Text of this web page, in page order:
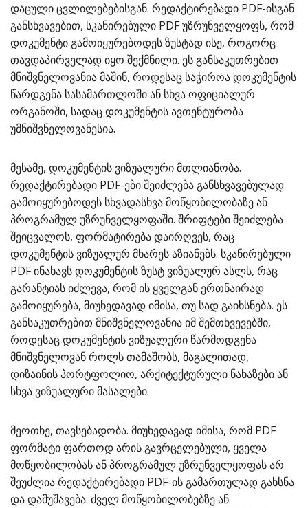
დაცული ცვლილებებისგან. რედაქტირებადი PDF-ისგან
განსხვავებით, სკანირებული PDF უზრუნველყოფს, რომ
დოკუმენტი გამოიყურებოდეს ზუსტად ისე, როგორც
თავდაპირველად იყო შექმნილი. ეს განსაკუთრებით
მნიშვნელოვანია მაშინ, როდესაც საჭიროა დოკუმენტის
წარდგენა სასამართლოში ან სხვა ოფიციალურ
ორგანოში, სადაც დოკუმენტის ავთენტურობა
უმნიშვნელოვანესია.
მესამე, დოკუმენტის ვიზუალური მთლიანობა.
რედაქტირებადი PDF-ები შეიძლება განსხვავებულად
გამოიყურებოდეს სხვადასხვა მოწყობილობაზე ან
პროგრამულ უზრუნველყოფაში. შრიფტები შეიძლება
შეიცვალოს, ფორმატირება დაირღვეს, რაც
დოკუმენტის ვიზუალურ მხარეს აზიანებს. სკანირებული
PDF ინახავს დოკუმენტის ზუსტ ვიზუალურ ასლს, რაც
გარანტიას იძლევა, რომ ის ყველგან ერთნაირად
გამოიყურება, მიუხედავად იმისა, თუ სად გაიხსნება. ეს
განსაკუთრებით მნიშვნელოვანია იმ შემთხვევებში,
როდესაც დოკუმენტის ვიზუალური წარმოდგენა
მნიშვნელოვან როლს თამაშობს, მაგალითად,
დიზაინის პორტფოლიო, არქიტექტურული ნახაზები ან
სხვა ვიზუალური მასალები.
მეოთხე, თავსებადობა. მიუხედავად იმისა, რომ PDF
ფორმატი ფართოდ არის გავრცელებული, ყველა
მოწყობილობას ან პროგრამულ უზრუნველყოფას არ
შეუძლია რედაქტირებადი PDF-ის გამართულად გახსნა
და დამუშავება. ძველ მოწყობილობებზე ან